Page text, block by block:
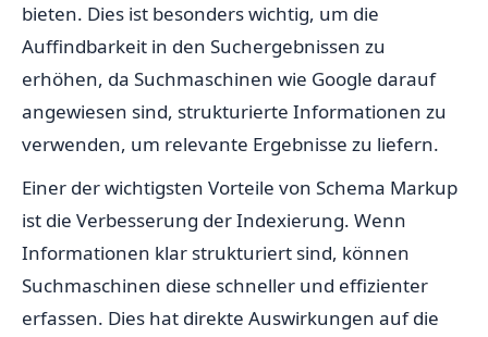
bieten. Dies ist besonders wichtig, um die
Auffindbarkeit in den Suchergebnissen zu
erhöhen, da Suchmaschinen wie Google darauf
angewiesen sind, strukturierte Informationen zu
verwenden, um relevante Ergebnisse zu liefern.
Einer der wichtigsten Vorteile von Schema Markup
ist die Verbesserung der Indexierung. Wenn
Informationen klar strukturiert sind, können
Suchmaschinen diese schneller und effizienter
erfassen. Dies hat direkte Auswirkungen auf die